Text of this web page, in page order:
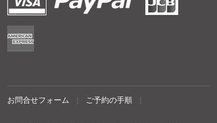
お問合せフォーム ご予約の手順